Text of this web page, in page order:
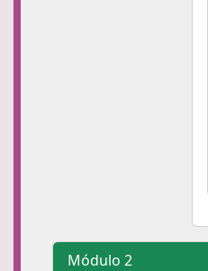
Módulo 2